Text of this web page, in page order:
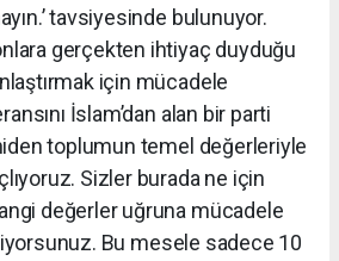
tavsiyesinde bulunuyor.
gerçekten ihtiyaç duyduğu
için mücadele
İslam’dan alan bir parti
toplumun temel değerleriyle
Sizler burada ne için
değerler uğruna mücadele
Bu mesele sadece 10